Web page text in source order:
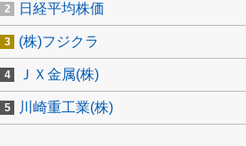
日経平均株価
(株)フジクラ
ＪＸ金属(株)
川崎重工業(株)